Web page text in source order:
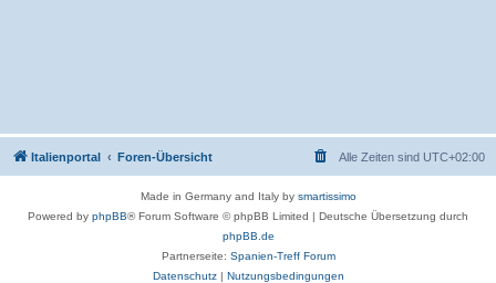
Italienportal Foren-Übersicht Alle Zeiten sind UTC+02:00
Made in Germany and Italy by smartissimo
Powered by phpBB® Forum Software © phpBB Limited | Deutsche Übersetzung durch
phpBB.de
Partnerseite: Spanien-Treff Forum
Datenschutz| Nutzungsbedingungen